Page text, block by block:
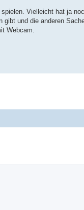
Vielleicht hat ja
und die anderen
Webcam.